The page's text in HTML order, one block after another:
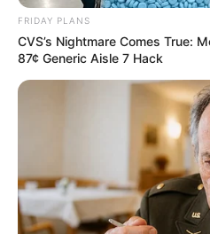
FRIDAY PLANS
CVS’s Nightmare Comes True:
87¢ Generic Aisle 7 Hack